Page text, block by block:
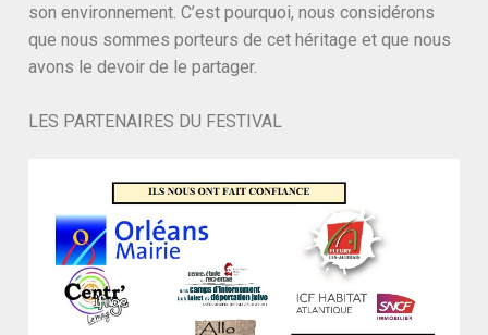
son environnement. C’est pourquoi, nous considérons
que nous sommes porteurs de cet héritage et que nous
avons le devoir de le partager.
LES PARTENAIRES DU FESTIVAL